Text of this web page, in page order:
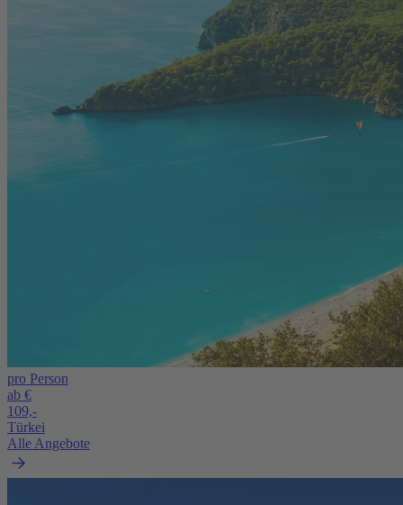
pro Person
ab €
109,-
Türkei
Alle Angebote